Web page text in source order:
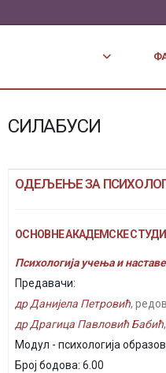
СИЛАБУСИ
ОДЕЉЕЊЕ ЗА
ОСНОВНЕ АКАДЕМСКЕ
Психологија учења и наставе
Предавачи:
др Данијела Петровић,
др Драгица Павловић Бабић
Модул - психологија
Број бодова: 6.00